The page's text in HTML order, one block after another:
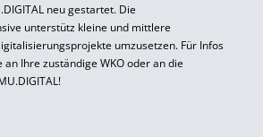
neu gestartet. Die
unterstütz kleine und mittlere
umzusetzen. Für Infos
an Ihre zuständige WKO oder an die